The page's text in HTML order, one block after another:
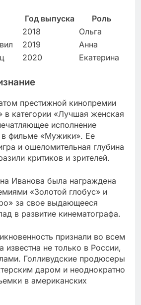
Год выпуска
Роль
2018
Ольга
2019
Анна
2020 Екатерина
престижной кинопремии
в категории «Лучшая женская
исполнение
в фильме «Мужики». Ее
и ошеломительная глубина
критиков и зрителей.
Иванова была награждена
«Золотой глобус» и
за свое выдающееся
в развитие кинематографа.
признали во всем
известна не только в России,
Голливудские продюсеры
даром и неоднократно
в американских